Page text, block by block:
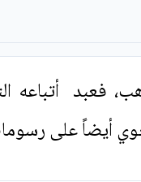
فعبد أتباعه
أيضاً على